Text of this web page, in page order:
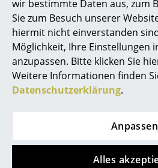
wir bestimmte Daten aus, zum
Sie zum Besuch unserer
hiermit nicht einverstanden
Möglichkeit, Ihre Einstellungen
anzupassen. Bitte klicken Sie
Weitere Informationen finden
Datenschutzerklärung.
Anpassen
Alles
Outdoor-Leuchten
Akkuleuchten
... alle Leuchten
Betten
Einzelbetten
Bezahlung